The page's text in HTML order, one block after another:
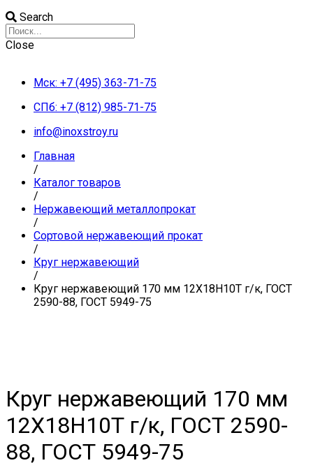
Search
Close
Мск: +7 (495) 363-71-75
СПб: +7 (812) 985-71-75
info@inoxstroy.ru
Главная
/
Каталог товаров
/
Нержавеющий металлопрокат
/
Сортовой нержавеющий прокат
/
Круг нержавеющий
/
Круг нержавеющий 170 мм 12Х18Н10Т г/к, ГОСТ
2590-88, ГОСТ 5949-75
Круг нержавеющий 170 мм
12Х18Н10Т г/к, ГОСТ 2590-
88, ГОСТ 5949-75